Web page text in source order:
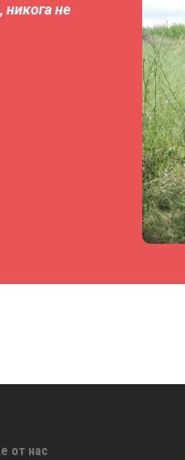
не
от нас